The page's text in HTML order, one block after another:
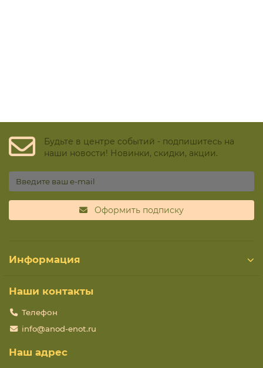
Будьте в центре событий - подпишитесь на
наши новости! Новинки, скидки, акции.
Оформить подписку
Информация
Наши контакты
Телефон
info@anod-enot.ru
Наш адрес